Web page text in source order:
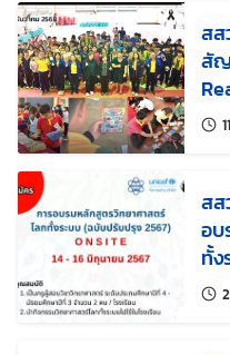
สส
สัญ
พัง
สส
อบ
ทั้ง
ปีง